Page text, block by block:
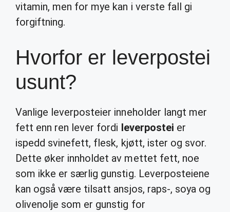
vitamin, men for mye kan i verste fall gi
forgiftning.
Hvorfor er leverpostei
usunt?
Vanlige leverposteier inneholder langt mer
fett enn ren lever fordi leverpostei er
ispedd svinefett, flesk, kjøtt, ister og svor.
Dette øker innholdet av mettet fett, noe
som ikke er særlig gunstig. Leverposteiene
kan også være tilsatt ansjos, raps-, soya og
olivenolje som er gunstig for